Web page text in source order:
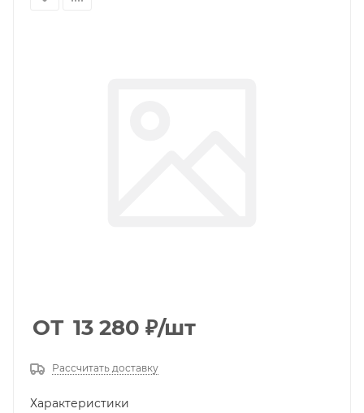
ОТ 13 280 ₽/шт
Рассчитать доставку
Характеристики